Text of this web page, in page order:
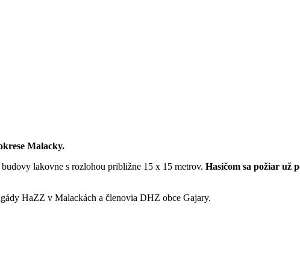
Malacky.
lakovne s rozlohou približne 15 x 15 metrov. Hasičom sa požiar už
HaZZ v Malackách a členovia DHZ obce Gajary.